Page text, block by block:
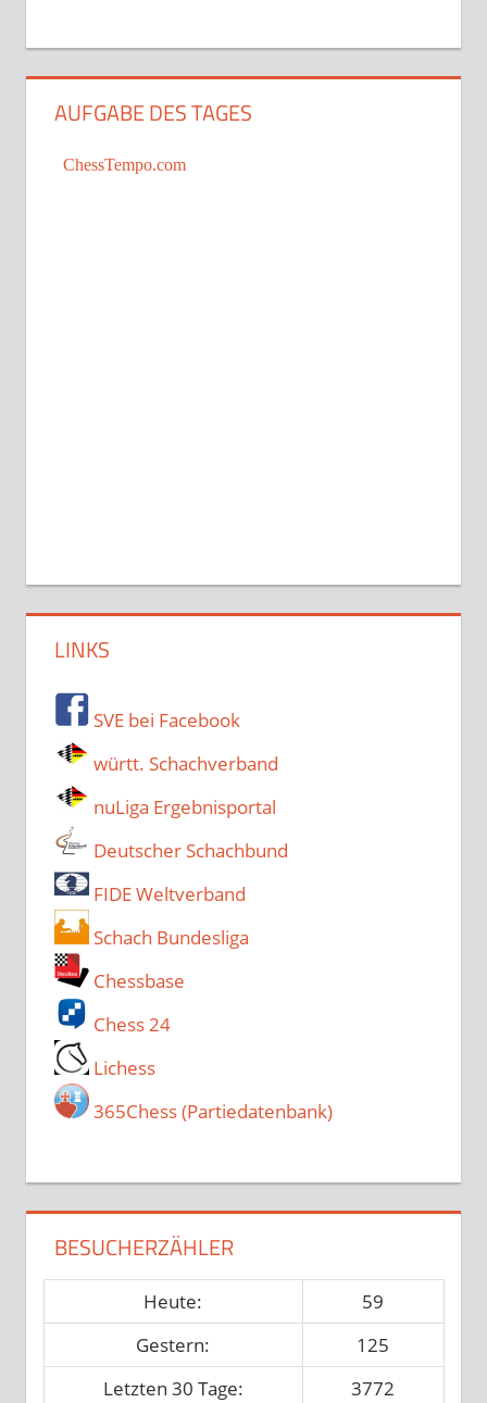
AUFGABE DES TAGES
LINKS
SVE bei Facebook
württ. Schachverband
nuLiga Ergebnisportal
Deutscher Schachbund
FIDE Weltverband
Schach Bundesliga
Chessbase
Chess 24
Lichess
365Chess (Partiedatenbank)
BESUCHERZÄHLER
Heute:
59
Gestern:
125
Letzten 30 Tage:
3772